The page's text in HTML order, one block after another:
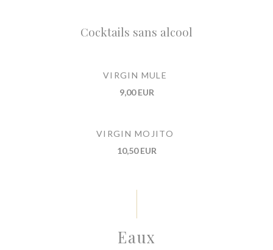
Cocktails sans alcool
VIRGIN MULE
9,00 EUR
VIRGIN MOJITO
10,50 EUR
Eaux